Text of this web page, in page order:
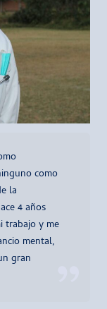
como
la
4 años
trabajo y me
mental,
gran